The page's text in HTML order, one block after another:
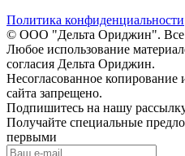
Политика конфиденциальности
© ООО "Дельта Ориджин". Все
Любое использование
согласия Дельта Ориджин.
Несогласованное копирование
сайта запрещено.
Подпишитесь на нашу
Получайте специальные
первыми